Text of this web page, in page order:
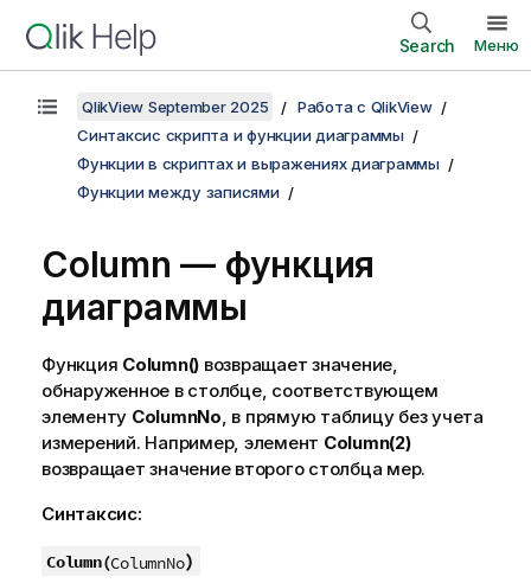
Search Меню
QlikView September 2025
Работа с QlikView
Синтаксис скрипта и функции диаграммы
Функции в скриптах и выражениях диаграммы
Функции между записями
Column — функция
диаграммы
Функция Column() возвращает значение,
обнаруженное в столбце, соответствующем
элементу ColumnNo, в прямую таблицу без учета
измерений. Например, элемент Column(2)
возвращает значение второго столбца мер.
Синтаксис:
Column(ColumnNo)